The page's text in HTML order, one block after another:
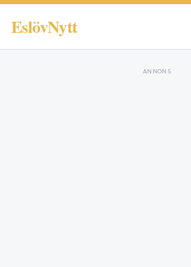
EslövNytt
ANNONS